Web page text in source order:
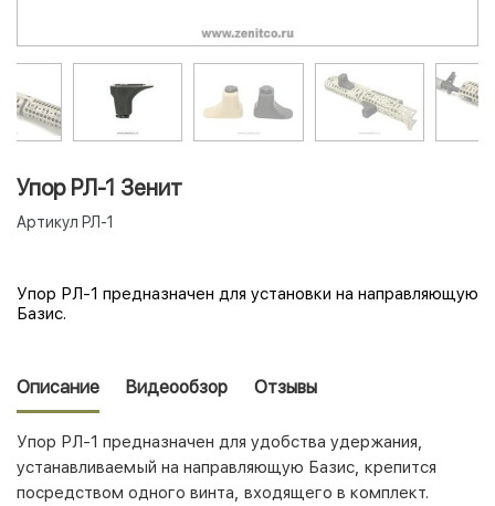
Упор РЛ-1 Зенит
Артикул РЛ-1
Упор РЛ-1 предназначен для установки на направляющую
Базис.
Описание Видеообзор Отзывы
Упор РЛ-1 предназначен для удобства удержания,
устанавливаемый на направляющую Базис, крепится
посредством одного винта, входящего в комплект.